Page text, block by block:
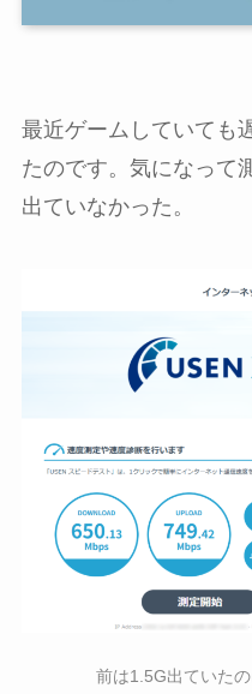
最近ゲームしていても
たのです。気になって
出ていなかった。
前は1.5G出ていた